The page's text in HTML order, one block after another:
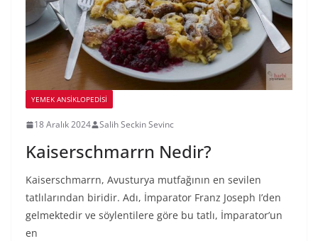
YEMEK ANSİKLOPEDİSİ
18 Aralık 2024 Salih Seckin Sevinc
Kaiserschmarrn Nedir?
Kaiserschmarrn, Avusturya mutfağının en sevilen
tatlılarından biridir. Adı, İmparator Franz Joseph I’den
gelmektedir ve söylentilere göre bu tatlı, İmparator’un
en